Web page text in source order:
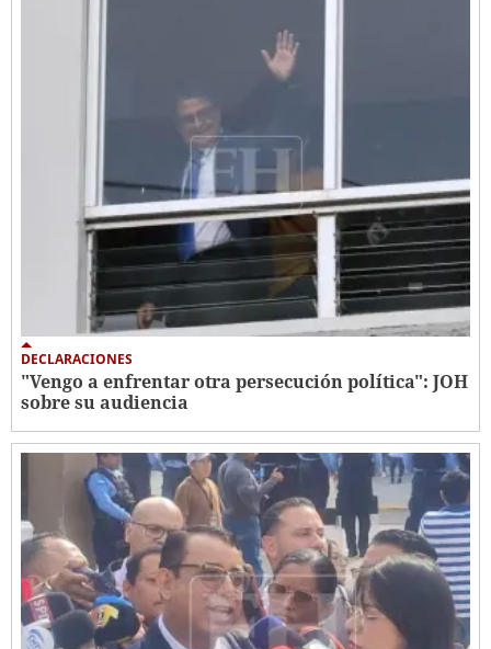
DECLARACIONES
"Vengo a enfrentar otra persecución política": JOH
sobre su audiencia